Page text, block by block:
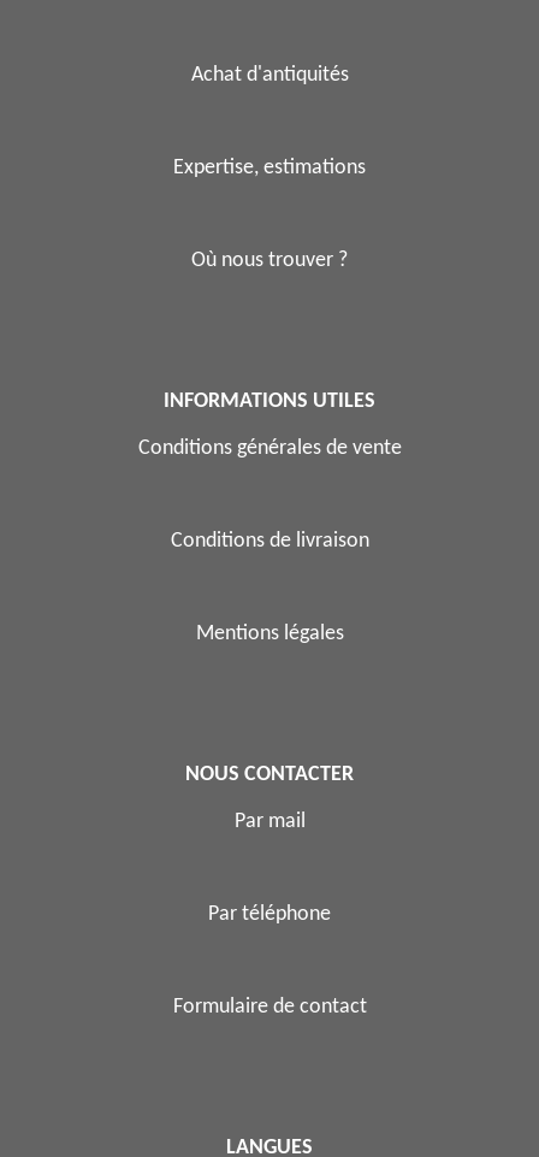
Achat d'antiquités
Expertise, estimations
Où nous trouver ?
INFORMATIONS UTILES
Conditions générales de vente
Conditions de livraison
Mentions légales
NOUS CONTACTER
Par mail
Par téléphone
Formulaire de contact
LANGUES